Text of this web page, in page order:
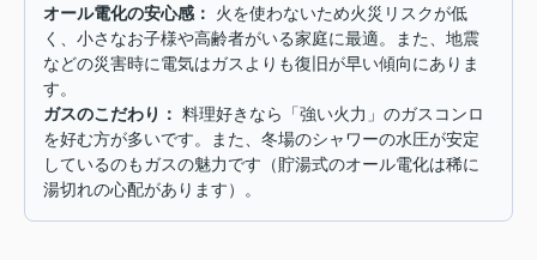
オール電化の安心感：
火を使わないため火災リスクが低
く、小さなお子様や高齢者がいる家庭に最適。また、地震
などの災害時に電気はガスよりも復旧が早い傾向にありま
す。
ガスのこだわり： 料理好きなら「強い火力」のガスコンロ
を好む方が多いです。また、冬場のシャワーの水圧が安定
しているのもガスの魅力です（貯湯式のオール電化は稀に
湯切れの心配があります）。